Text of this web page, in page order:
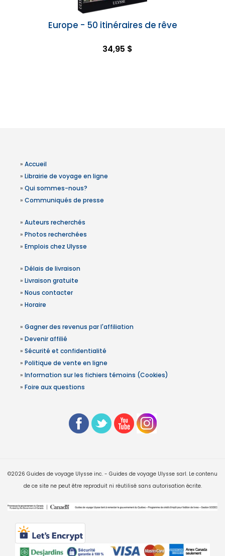
Europe - 50 itinéraires de rêve
34,95 $
» Accueil
» Librairie de voyage en ligne
» Qui sommes-nous?
» Communiqués de presse
» Auteurs recherchés
» Photos recherchées
» Emplois chez Ulysse
» Délais de livraison
» Livraison gratuite
» Nous contacter
» Horaire
» Gagner des revenus par l'affiliation
» Devenir affilié
» Sécurité et confidentialité
» Politique de vente en ligne
» Information sur les fichiers témoins (Cookies)
» Foire aux questions
©2026 Guides de voyage Ulysse inc. - Guides de voyage Ulysse sarl. Le contenu
de ce site ne peut être reproduit ni réutilisé sans autorisation écrite.